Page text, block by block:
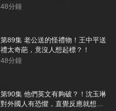
48分鐘
第89集 老公送的怪禮物！王中平送
禮太奇葩，竟沒人想起標？！
48分鐘
第90集 他們英文有夠破？！沈玉琳
對外國人有恐懼，直覺反應就想